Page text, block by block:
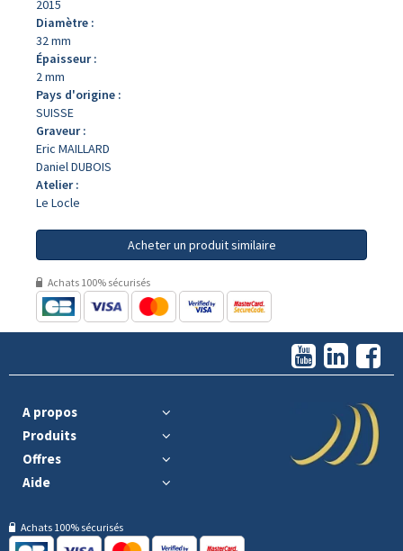
2015
Diamètre :
32 mm
Épaisseur :
2 mm
Pays d'origine :
SUISSE
Graveur :
Eric MAILLARD
Daniel DUBOIS
Atelier :
Le Locle
Acheter un produit similaire
Achats 100% sécurisés
A propos
Produits
Offres
Aide
Achats 100% sécurisés